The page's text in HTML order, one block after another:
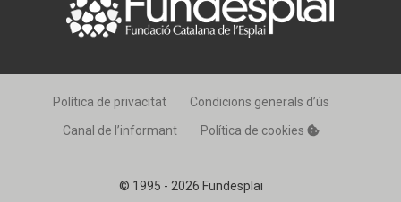
© 1995 - 2026 Fundesplai
Política de privacitat
Condicions generals d’ús
Canal de l’informant
Política de cookies